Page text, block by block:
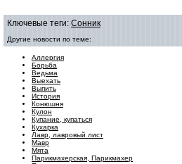
Ключевые теги: Сонник
Другие новости по теме:
Аллергия
Борьба
Ведьма
Выехать
Выпить
История
Конюшня
Кулон
Купание, купаться
Кухарка
Лавр, лавровый лист
Мавр
Мята
Парикмахерская, Парикмахер